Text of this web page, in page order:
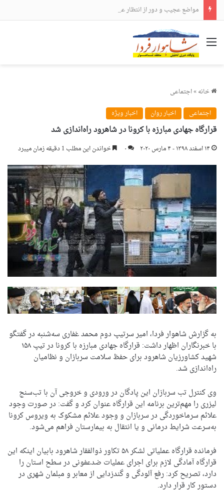
مواضع عجیب و دور از انتظار علی لاریجانی
منو
خانه»اجتماعی
اجتماعی
اخبار روان اخبار ویژه
قرارگاه جهادی مبارزه با کرونا در شاهرود راه‌اندازی شد
۱۴ اسفند ۱۳۹۸ - ۴ مارس ۲۰۲۰ ۰ خواندن این مطلب 1 دقیقه زمان میبرد
به گزارش شاهوار فردا، امیر سرتیپ دوم محمد غفاری سه‌شنبه در گفتگو
با خبرنگاران اظهار داشت: قرارگاه جهادی مبارزه با کرونا در تیپ ۱۵۸
شهید کشاورزیان شاهرود برای حفظ سلامت سربازان و نظامیان
راه‌اندازی شد.
وی کنترل تب سربازان این پادگان در ورودی و خروجی آن با تب‌سنج
لیزری را مهم‌ترین برنامه این قرارگاه عنوان کرد و گفت: در صورت وجود
علائم سرماخوردگی در سربازان و وجود علائم مشکوک به ویروس کرونا
به‌سرعت شرایط درمانی و یا انتقال به بیمارستان فراهم می‌شود.
فرمانده قرارگاه عملیاتی لشکر ۵۸ تکاور ذوالفقار شاهرود بابیان اینکه این
قرارگاه آمادگی لازم برای اجرای عملیات ضدعفونی در سطح استان را
دارد، تصریح کرد: رفع آلودگی و گندزدایی از معابر و مبلمان شهری در
دستور کار قرار دارد.